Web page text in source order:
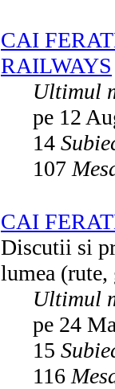
CAI
RAILWAYS
Ultimul
pe 12
14
107
CAI
Discutii si
lumea (rute,
Ultimul
pe 24
15
116